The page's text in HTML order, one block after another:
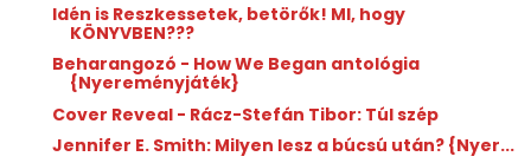
Idén is Reszkessetek, betörők! MI, hogy
KÖNYVBEN???
Beharangozó - How We Began antológia
{Nyereményjáték}
Cover Reveal - Rácz-Stefán Tibor: Túl szép
Jennifer E. Smith: Milyen lesz a búcsú után? {Nyer...